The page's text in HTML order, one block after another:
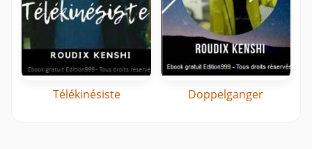
Télékinésiste Doppelganger